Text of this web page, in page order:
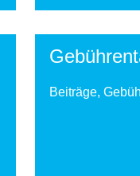
Beiträge,